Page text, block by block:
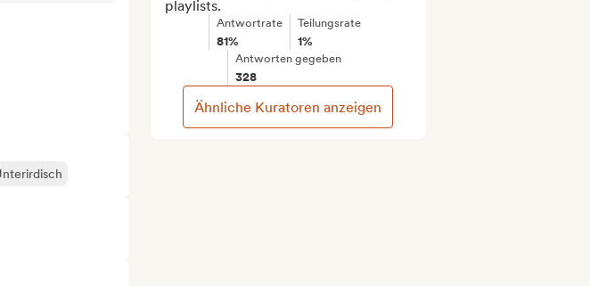
playlists.
Antwortrate
81%
Teilungsrate
1%
Antworten gegeben
328
Ähnliche Kuratoren anzeigen